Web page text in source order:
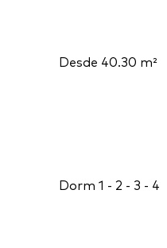
Desde 40.30 m²
Dorm 1 - 2 - 3 - 4